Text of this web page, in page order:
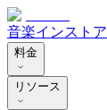
音楽インストア
料金
リソース